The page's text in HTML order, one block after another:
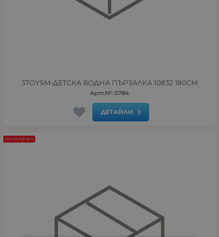
3TOYSM-ДЕТСКА ВОДНА ПЪРЗАЛКА 10832 180СМ
Арт.№: 0784
ДЕТАЙЛИ
НЕНАЛИЧЕН